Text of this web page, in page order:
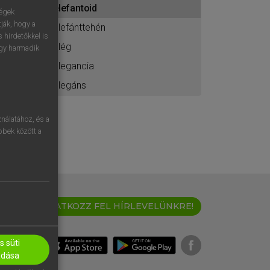
elefantoid
elefánttehén
elég
elegancia
elegáns
IRATKOZZ FEL HÍRLEVELÜNKRE!
hogy a
hirdetőkkel is
harmadik
és a
között a
süti